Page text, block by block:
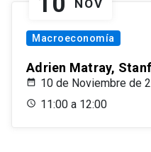
NOV
Macroeconomía
Adrien Matray,
10 de Noviembre de
11:00 a 12:00